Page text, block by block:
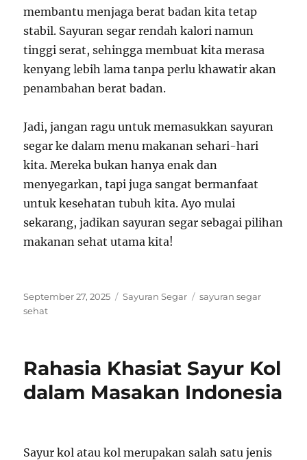
membantu menjaga berat badan kita tetap
stabil. Sayuran segar rendah kalori namun
tinggi serat, sehingga membuat kita merasa
kenyang lebih lama tanpa perlu khawatir akan
penambahan berat badan.
Jadi, jangan ragu untuk memasukkan sayuran
segar ke dalam menu makanan sehari-hari
kita. Mereka bukan hanya enak dan
menyegarkan, tapi juga sangat bermanfaat
untuk kesehatan tubuh kita. Ayo mulai
sekarang, jadikan sayuran segar sebagai pilihan
makanan sehat utama kita!
Posted
on
September 27, 2025 Categories
Sayuran Segar Tags
sayuran segar
sehat
Rahasia Khasiat Sayur Kol
dalam Masakan Indonesia
Sayur kol atau kol merupakan salah satu jenis